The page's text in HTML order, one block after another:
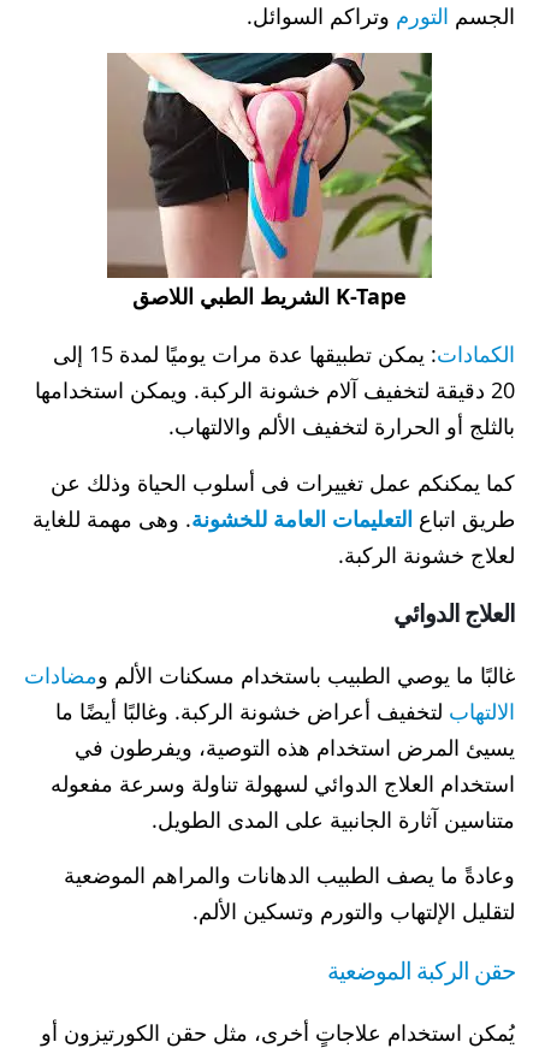
الجسم التورم وتراكم السوائل.
K-Tape الشريط الطبي اللاصق
الكمادات
: يمكن تطبيقها عدة مرات يوميًا لمدة 15 إلى
20 دقيقة لتخفيف آلام خشونة الركبة. ويمكن استخدامها
بالثلج أو الحرارة لتخفيف الألم والالتهاب.
كما يمكنكم عمل تغييرات فى أسلوب الحياة وذلك عن
طريق اتباع التعليمات العامة للخشونة. وهى مهمة للغاية
لعلاج خشونة الركبة.
العلاج الدوائي
غالبًا ما يوصي الطبيب باستخدام مسكنات الألم ومضادات
الالتهاب لتخفيف أعراض خشونة الركبة. وغالبًا أيضًا ما
يسيئ المرض استخدام هذه التوصية، ويفرطون في
استخدام العلاج الدوائي لسهولة تناولة وسرعة مفعوله
متناسين آثارة الجانبية على المدى الطويل.
وعادةً ما يصف الطبيب الدهانات والمراهم الموضعية
لتقليل الإلتهاب والتورم وتسكين الألم.
حقن الركبة الموضعية
يُمكن استخدام علاجاتٍ أخرى، مثل حقن الكورتيزون أو